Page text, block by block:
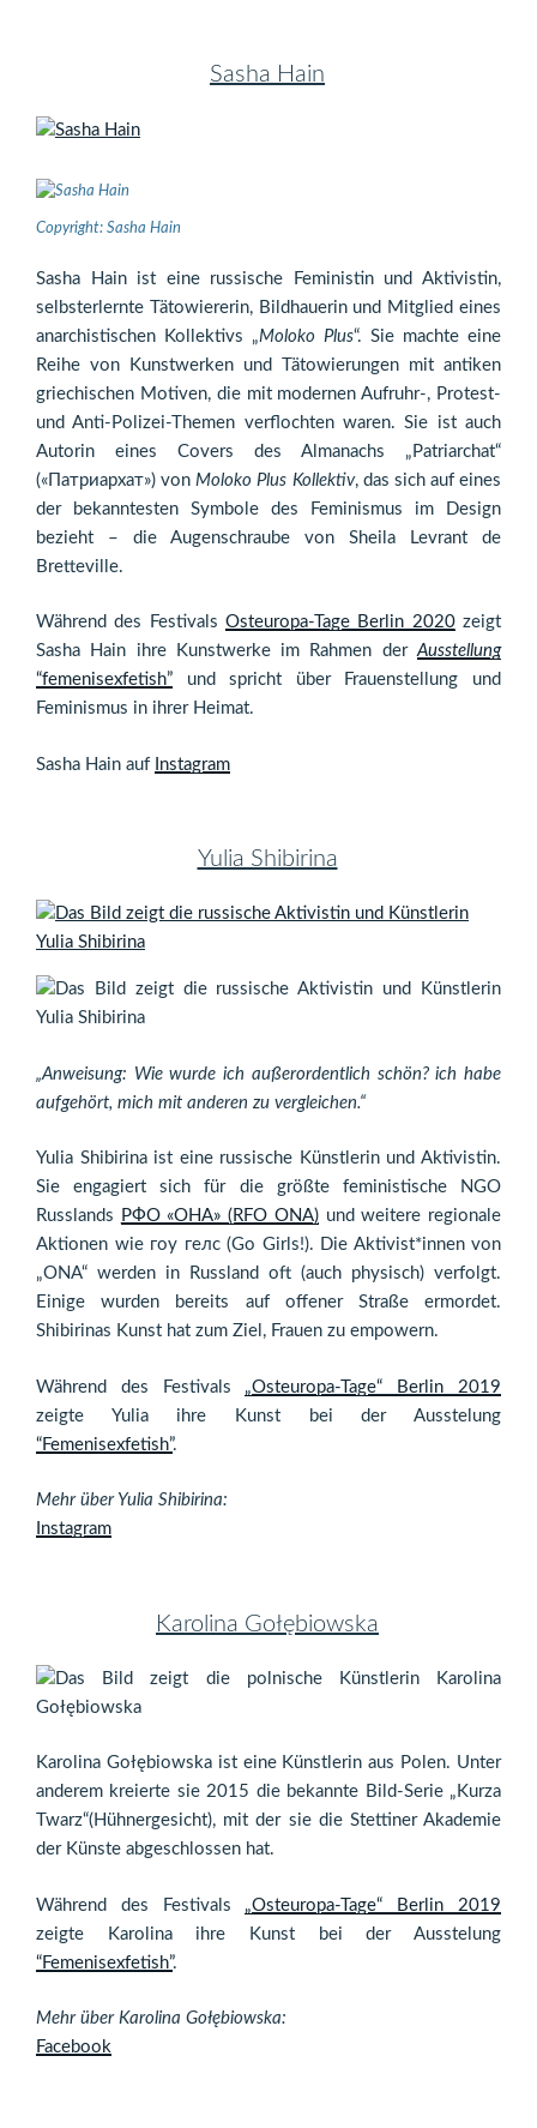
Sasha Hain
Copyright: Sasha Hain
Sasha Hain ist eine russische Feministin und Aktivistin,
selbsterlernte Tätowiererin, Bildhauerin und Mitglied eines
anarchistischen Kollektivs „Moloko Plus“. Sie machte eine
Reihe von Kunstwerken und Tätowierungen mit antiken
griechischen Motiven, die mit modernen Aufruhr-, Protest-
und Anti-Polizei-Themen verflochten waren. Sie ist auch
Autorin eines Covers des Almanachs „Patriarchat“
(«Патриархат») von Moloko Plus Kollektiv, das sich auf eines
der bekanntesten Symbole des Feminismus im Design
bezieht – die Augenschraube von Sheila Levrant de
Bretteville.
Während des Festivals Osteuropa-Tage Berlin 2020zeigt
Sasha Hain ihre Kunstwerke im Rahmen derAusstellung
“femenisexfetish” und spricht über Frauenstellung und
Feminismus in ihrer Heimat.
Sasha Hain auf Instagram
Yulia Shibirina
„Anweisung: Wie wurde ich außerordentlich schön? ich habe
aufgehört, mich mit anderen zu vergleichen.“
Yulia Shibirina ist eine russische Künstlerin und Aktivistin.
Sie engagiert sich für die größte feministische NGO
Russlands РФО «ОНА» (RFO ONA)und weitere regionale
Aktionen wie гоу гелс (Go Girls!). Die Aktivist*innen von
„ONA“ werden in Russland oft (auch physisch) verfolgt.
Einige wurden bereits auf offener Straße ermordet.
Shibirinas Kunst hat zum Ziel, Frauen zu empowern.
Während des Festivals „Osteuropa-Tage“ Berlin 2019
zeigte Yulia ihre Kunst bei der Ausstelung
“Femenisexfetish”.
Mehr über Yulia Shibirina:
Instagram
Karolina Gołębiowska
Karolina Gołębiowska ist eine Künstlerin aus Polen. Unter
anderem kreierte sie 2015 die bekannte Bild-Serie „Kurza
Twarz“(Hühnergesicht), mit der sie die Stettiner Akademie
der Künste abgeschlossen hat.
Während des Festivals „Osteuropa-Tage“ Berlin 2019
zeigte Karolina ihre Kunst bei der Ausstelung
“Femenisexfetish”.
Mehr über Karolina Gołębiowska:
Facebook